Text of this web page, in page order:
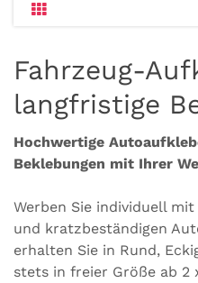
Fahrzeug-
langfristige
Hochwertige
Beklebungen mit Ihrer
Werben Sie individuell
und kratzbeständigen
erhalten Sie in Rund,
stets in freier Größe ab 2